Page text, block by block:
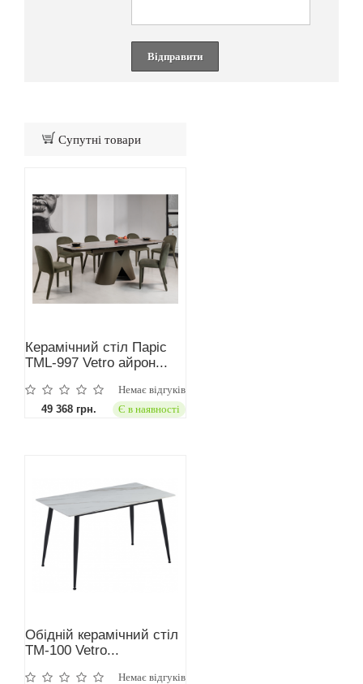
Відправити
Супутні товари
Керамічний стіл Паріс
TML-997 Vetro айрон...
Немає відгуків
49 368 грн.
Є в наявності
Обідній керамічний стіл
TM-100 Vetro...
Немає відгуків